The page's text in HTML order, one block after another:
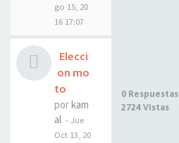
go 15, 20
16 17:07
Elecci
on mo
to
porkam
al - Jue
Oct 13, 20
0 Respuestas
2724 Vistas